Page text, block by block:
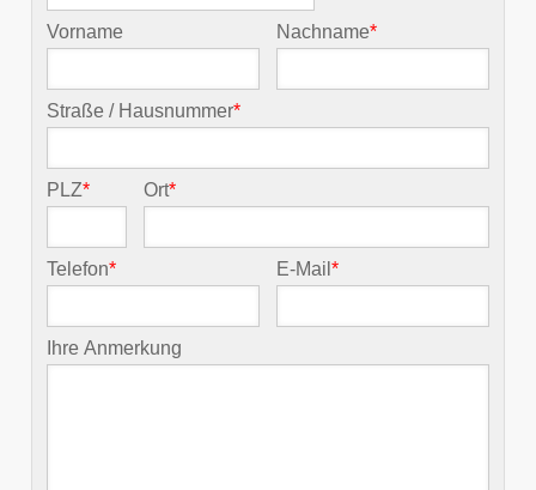
Vorname Nachname*
Straße / Hausnummer*
PLZ* Ort*
Telefon* E-Mail*
Ihre Anmerkung